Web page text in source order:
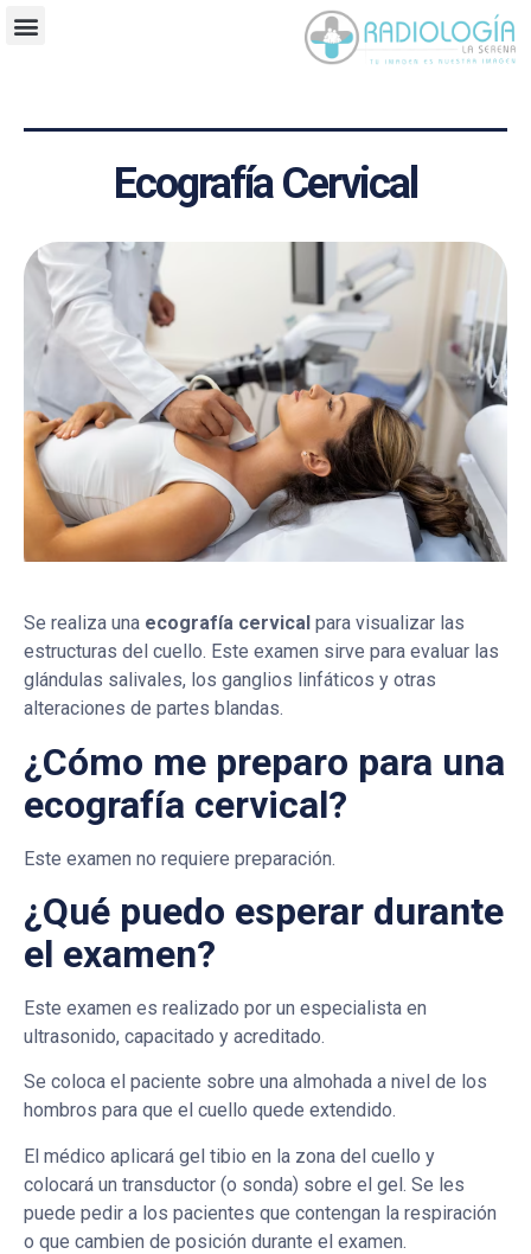
Ecografía Cervical
Se realiza una ecografía cervical para visualizar las
estructuras del cuello. Este examen sirve para evaluar las
glándulas salivales, los ganglios linfáticos y otras
alteraciones de partes blandas.
¿Cómo me preparo para una
ecografía cervical?
Este examen no requiere preparación.
¿Qué puedo esperar durante
el examen?
Este examen es realizado por un especialista en
ultrasonido, capacitado y acreditado.
Se coloca el paciente sobre una almohada a nivel de los
hombros para que el cuello quede extendido.
El médico aplicará gel tibio en la zona del cuello y
colocará un transductor (o sonda) sobre el gel. Se les
puede pedir a los pacientes que contengan la respiración
o que cambien de posición durante el examen.